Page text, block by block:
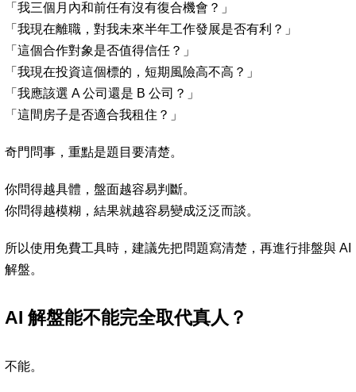
「我三個月內和前任有沒有復合機會？」
「我現在離職，對我未來半年工作發展是否有利？」
「這個合作對象是否值得信任？」
「我現在投資這個標的，短期風險高不高？」
「我應該選 A 公司還是 B 公司？」
「這間房子是否適合我租住？」
奇門問事，重點是題目要清楚。
你問得越具體，盤面越容易判斷。
你問得越模糊，結果就越容易變成泛泛而談。
所以使用免費工具時，建議先把問題寫清楚，再進行排盤與 AI
解盤。
AI 解盤能不能完全取代真人？
不能。